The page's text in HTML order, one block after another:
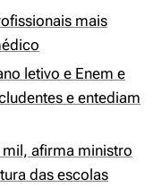
mais
letivo e Enem e
e entediam
afirma ministro
das escolas